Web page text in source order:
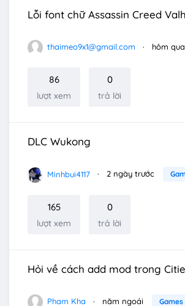
Lỗi font chữ Assassin Creed
thaimeo9x1@gmail.com hôm qua
86
lượt xem
0
trả lời
DLC Wukong
Minhbui4117 2 ngày trước
165
lượt xem
0
trả lời
Hỏi về cách add mod trong
Pham Kha năm ngoái Games